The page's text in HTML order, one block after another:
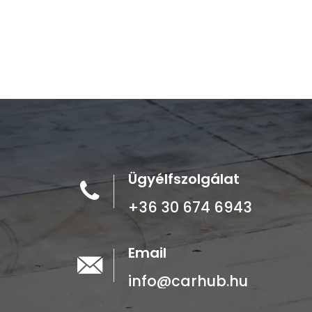
Ügyélfszolgálat
+36 30 674 6943
Email
info@carhub.hu